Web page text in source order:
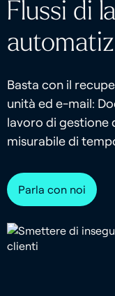
Flussi di
Basta con il
unità ed e-mail:
lavoro di gestione
misurabile di
Parla con noi